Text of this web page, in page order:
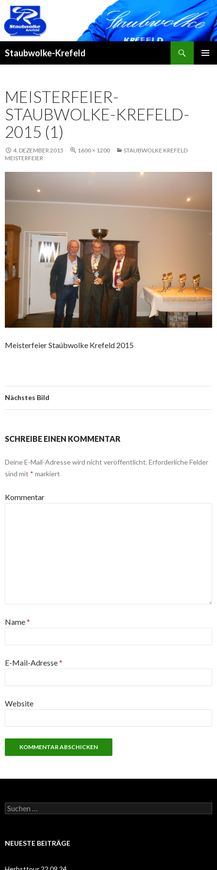
Staubwolke-Krefeld
MEISTERFEIER-
STAUBWOLKE-KREFELD-
2015 (1)
4. DEZEMBER 2015 1600 × 1200
STAUBWOLKE KREFELD
MEISTERFEIER
Meisterfeier Staúbwolke Krefeld 2015
Nächstes Bild
SCHREIBE EINEN KOMMENTAR
Deine E-Mail-Adresse wird nicht veröffentlicht. Erforderliche Felder
sind mit * markiert
Kommentar
Name*
E-Mail-Adresse*
Website
S
u
e
a
NEUESTE BEITRÄGE